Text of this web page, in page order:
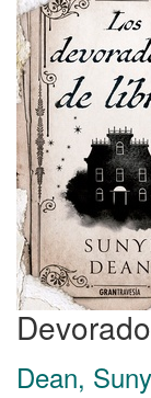
Dean,